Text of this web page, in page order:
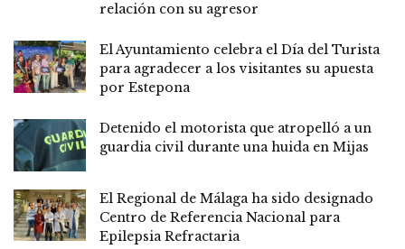
relación con su agresor
El Ayuntamiento celebra el Día del Turista
para agradecer a los visitantes su apuesta
por Estepona
Detenido el motorista que atropelló a un
guardia civil durante una huida en Mijas
El Regional de Málaga ha sido designado
Centro de Referencia Nacional para
Epilepsia Refractaria